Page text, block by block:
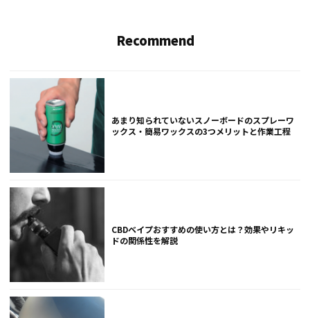
Recommend
あまり知られていないスノーボードのスプレーワ
ックス・簡易ワックスの3つメリットと作業工程
CBDベイプおすすめの使い方とは？効果やリキッ
ドの関係性を解説